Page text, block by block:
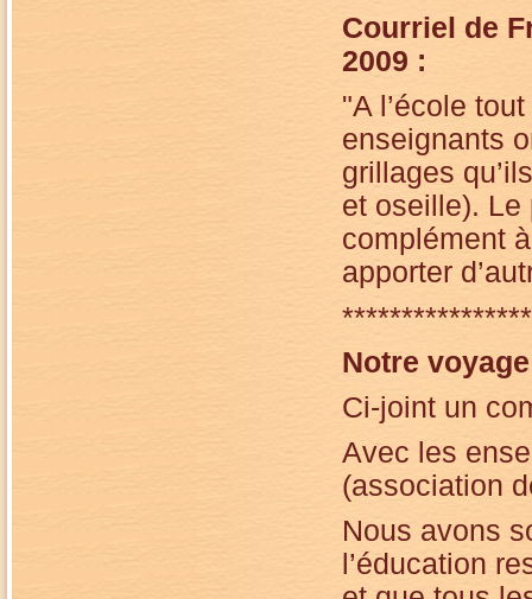
Courriel de
2009 :
"A l’école
enseignants
grillages
et oseille). Le
complément
apporter
Notre
Ci-joint un
Avec les
(association
Nous avons
l’éducation